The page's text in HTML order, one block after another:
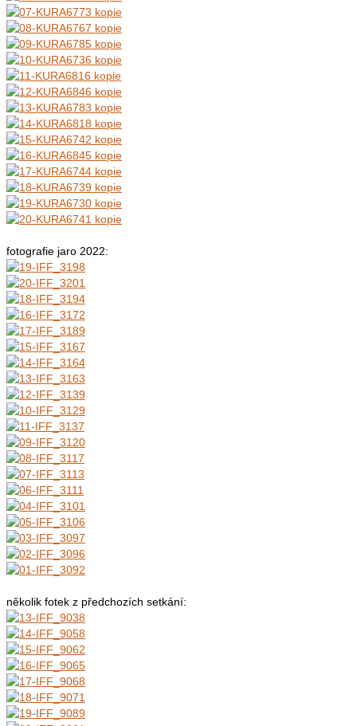
fotografie jaro 2022:
několik fotek z předchozích setkání: